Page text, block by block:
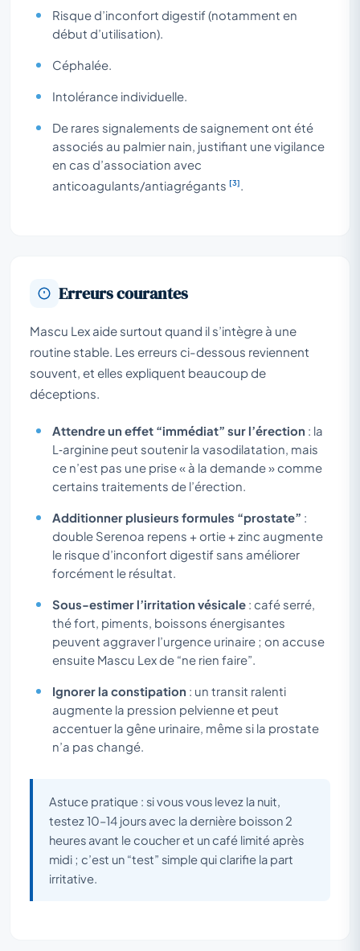
Risque d’inconfort digestif (notamment en
début d’utilisation).
Céphalée.
Intolérance individuelle.
De rares signalements de saignement ont été
associés au palmier nain, justifiant une vigilance
en cas d’association avec
anticoagulants/antiagrégants [3].
Erreurs courantes
Mascu Lex aide surtout quand il s’intègre à une
routine stable. Les erreurs ci-dessous reviennent
souvent, et elles expliquent beaucoup de
déceptions.
Attendre un effet “immédiat” sur l’érection : la
L‑arginine peut soutenir la vasodilatation, mais
ce n’est pas une prise « à la demande » comme
certains traitements de l’érection.
Additionner plusieurs formules “prostate” :
double Serenoa repens + ortie + zinc augmente
le risque d’inconfort digestif sans améliorer
forcément le résultat.
Sous-estimer l’irritation vésicale : café serré,
thé fort, piments, boissons énergisantes
peuvent aggraver l’urgence urinaire ; on accuse
ensuite Mascu Lex de “ne rien faire”.
Ignorer la constipation : un transit ralenti
augmente la pression pelvienne et peut
accentuer la gêne urinaire, même si la prostate
n’a pas changé.
Astuce pratique : si vous vous levez la nuit,
testez 10–14 jours avec la dernière boisson 2
heures avant le coucher et un café limité après
midi ; c’est un “test” simple qui clarifie la part
irritative.